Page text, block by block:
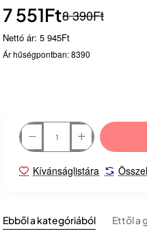
7 551Ft8 390Ft
Nettó ár: 5 945Ft
Ár hűségpontban: 8390
Kívánságlistára
Ebből a kategóriából Ettől a